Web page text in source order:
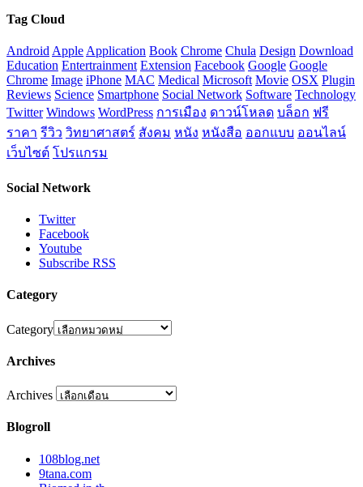
Tag Cloud
AndroidAppleApplication Book Chrome Chula Design Download
Education Entertrainment Extension Facebook Google Google
Chrome Image iPhone MAC Medical Microsoft Movie OSX Plugin
Reviews Science Smartphone Social Network Software Technology
Twitter Windows WordPress การเมือง ดาวน์โหลด บล็อก ฟรี
ราคา รีวิว วิทยาศาสตร์ สังคม หนัง หนังสือ ออกแบบ ออนไลน์
เว็บไซต์ โปรแกรม
Social Network
Twitter
Facebook
Youtube
Subscribe RSS
Category
Category
Archives
Archives
Blogroll
108blog.net
9tana.com